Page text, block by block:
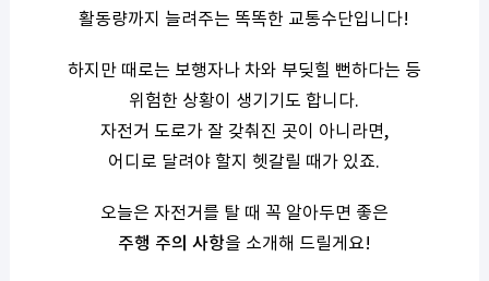
활동량까지 늘려주는 똑똑한 교통수단입니다!
하지만 때로는 보행자나 차와 부딪힐 뻔하다는 등
위험한 상황이 생기기도 합니다.
자전거 도로가 잘 갖춰진 곳이 아니라면,
어디로 달려야 할지 헷갈릴 때가 있죠.
오늘은 자전거를 탈 때 꼭 알아두면 좋은
주행 주의 사항을 소개해 드릴게요!